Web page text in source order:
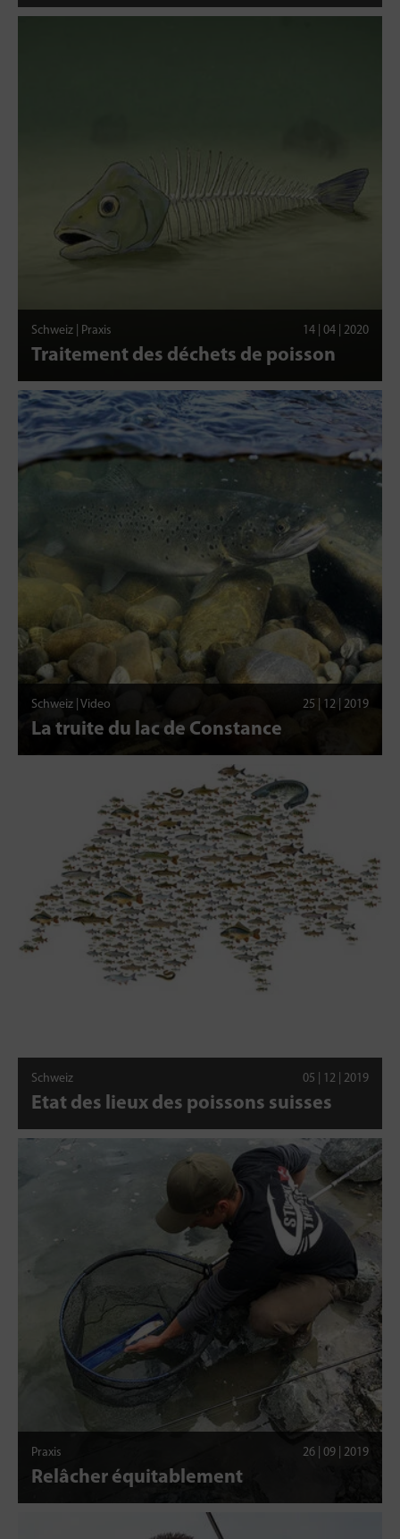
Schweiz | Praxis 14 | 04 | 2020
Traitement des déchets de poisson
Schweiz | Video 25 | 12 | 2019
La truite du lac de Constance
Schweiz 05 | 12 | 2019
Etat des lieux des poissons suisses
Praxis 26 | 09 | 2019
Relâcher équitablement